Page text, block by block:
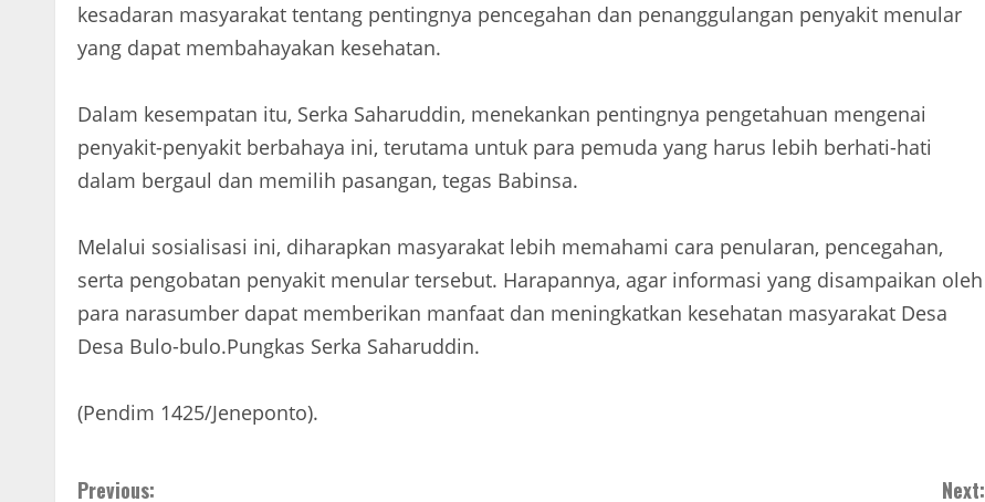
kesadaran masyarakat tentang pentingnya pencegahan dan penanggulangan penyakit menular
yang dapat membahayakan kesehatan.
Dalam kesempatan itu, Serka Saharuddin, menekankan pentingnya pengetahuan mengenai
penyakit-penyakit berbahaya ini, terutama untuk para pemuda yang harus lebih berhati-hati
dalam bergaul dan memilih pasangan, tegas Babinsa.
Melalui sosialisasi ini, diharapkan masyarakat lebih memahami cara penularan, pencegahan,
serta pengobatan penyakit menular tersebut. Harapannya, agar informasi yang disampaikan oleh
para narasumber dapat memberikan manfaat dan meningkatkan kesehatan masyarakat Desa
Desa Bulo-bulo.Pungkas Serka Saharuddin.
(Pendim 1425/Jeneponto).
Previous: Next: